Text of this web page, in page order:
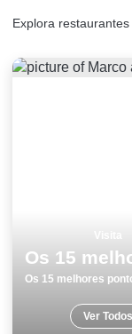
Explora
Ver Todos